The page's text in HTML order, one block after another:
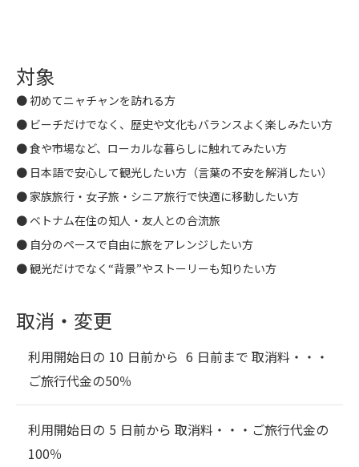
対象
● 初めてニャチャンを訪れる方
● ビーチだけでなく、歴史や文化もバランスよく楽しみたい方
● 食や市場など、ローカルな暮らしに触れてみたい方
● 日本語で安心して観光したい方（言葉の不安を解消したい）
● 家族旅行・女子旅・シニア旅行で快適に移動したい方
● ベトナム在住の知人・友人との合流旅
● 自分のペースで自由に旅をアレンジしたい方
● 観光だけでなく“背景”やストーリーも知りたい方
取消・変更
利用開始日の 10 日前から 6 日前まで 取消料・・・
ご旅行代金の50％
利用開始日の 5 日前から 取消料・・・ ご旅行代金の
100％